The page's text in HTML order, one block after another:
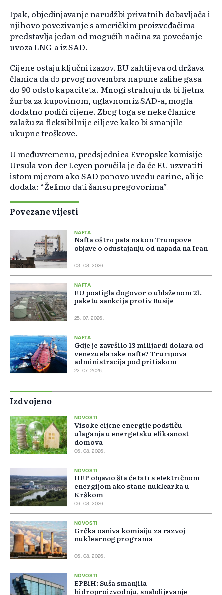
Ipak, objedinjavanje narudžbi privatnih dobavljača i
njihovo povezivanje s američkim proizvođačima
predstavlja jedan od mogućih načina za povećanje
uvoza LNG-a iz SAD.
Cijene ostaju ključni izazov. EU zahtijeva od država
članica da do prvog novembra napune zalihe gasa
do 90 odsto kapaciteta. Mnogi strahuju da bi ljetna
žurba za kupovinom, uglavnom iz SAD-a, mogla
dodatno podići cijene. Zbog toga se neke članice
zalažu za fleksibilnije ciljeve kako bi smanjile
ukupne troškove.
U međuvremenu, predsjednica Evropske komisije
Ursula von der Leyen poručila je da će EU uzvratiti
istom mjerom ako SAD ponovo uvedu carine, ali je
dodala: “Želimo dati šansu pregovorima”.
Povezane vijesti
NAFTA
Nafta oštro pala nakon Trumpove
objave o odustajanju od napada na Iran
03. 08. 2026.
NAFTA
EU postigla dogovor o ublaženom 21.
paketu sankcija protiv Rusije
25. 07. 2026.
NAFTA
Gdje je završilo 13 milijardi dolara od
venezuelanske nafte? Trumpova
administracija pod pritiskom
22. 07. 2026.
Izdvojeno
NOVOSTI
Visoke cijene energije podstiču
ulaganja u energetsku efikasnost
domova
06. 08. 2026.
NOVOSTI
HEP objavio šta će biti s električnom
energijom ako stane nuklearka u
Krškom
06. 08. 2026.
NOVOSTI
Grčka osniva komisiju za razvoj
nuklearnog programa
06. 08. 2026.
NOVOSTI
EPBiH: Suša smanjila
hidroproizvodnju, snabdijevanje